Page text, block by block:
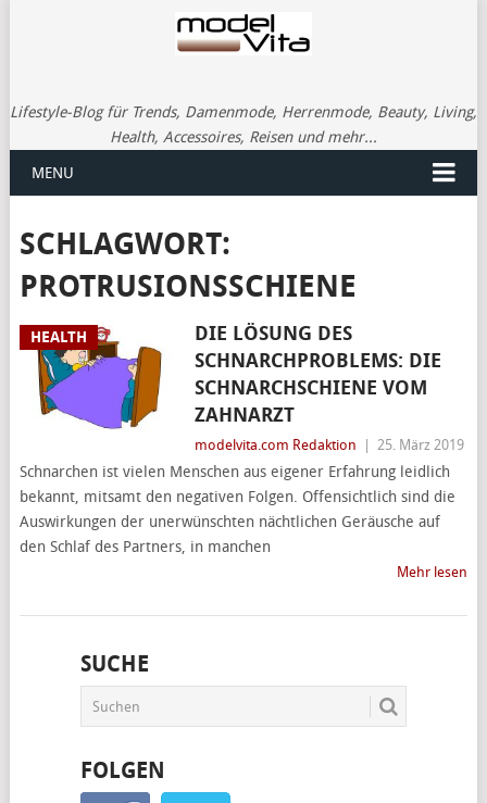
Lifestyle-Blog für Trends, Damenmode, Herrenmode, Beauty, Living,
Health, Accessoires, Reisen und mehr...
MENU
SCHLAGWORT:
PROTRUSIONSSCHIENE
HEALTH
DIE LÖSUNG DES
SCHNARCHPROBLEMS: DIE
SCHNARCHSCHIENE VOM
ZAHNARZT
modelvita.com Redaktion 25. März 2019
Schnarchen ist vielen Menschen aus eigener Erfahrung leidlich
bekannt, mitsamt den negativen Folgen. Offensichtlich sind die
Auswirkungen der unerwünschten nächtlichen Geräusche auf
den Schlaf des Partners, in manchen
Mehr lesen
SUCHE
FOLGEN